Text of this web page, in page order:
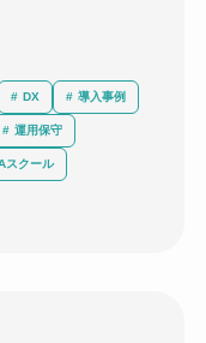
DX 導入事例
運用保守
スクール